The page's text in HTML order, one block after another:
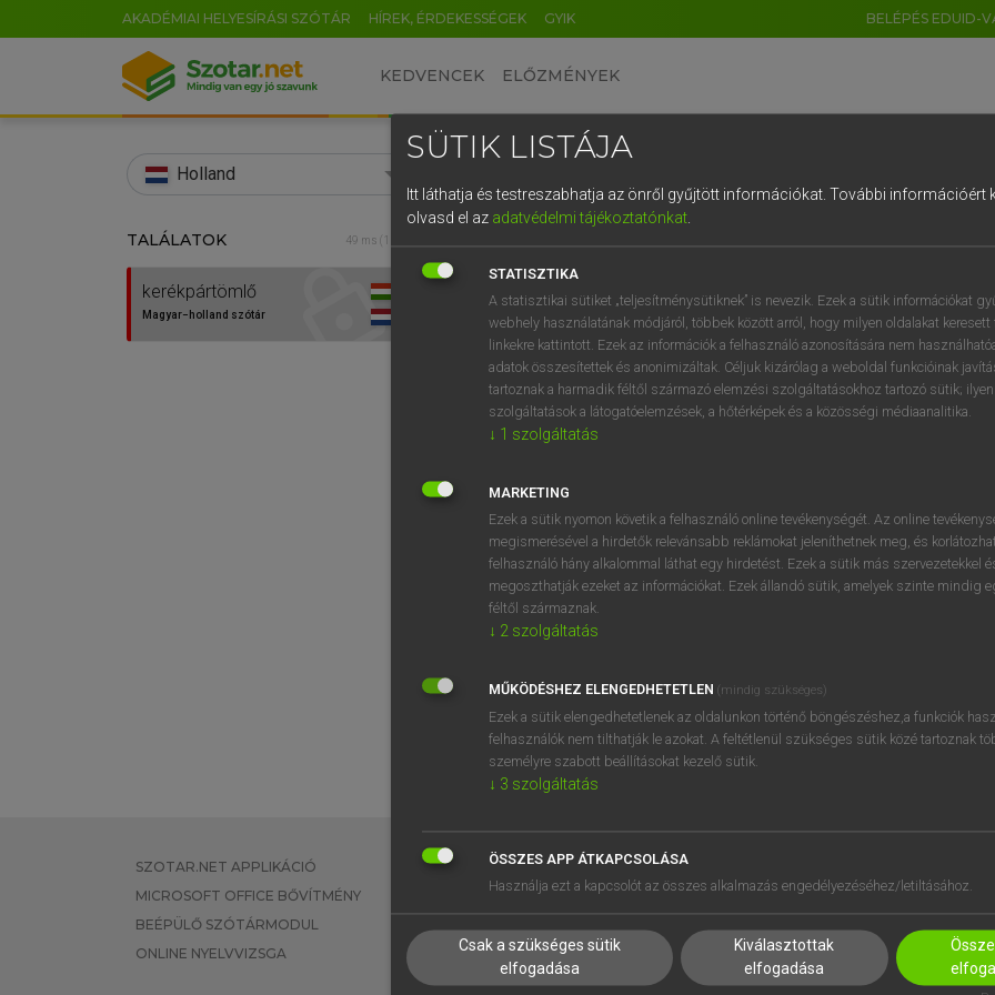
AKADÉMIAI HELYESÍRÁSI SZÓTÁR HÍREK, ÉRDEKESSÉGEK GYIK BELÉPÉS EDUID-
KEDVENCEK ELŐZMÉNYEK
Holland
TALÁLATOK 49 ms (1 db)
kerékpártömlő
Magyar−holland szótár
Magyar−holland szótár
VAN ELŐFIZETÉSED?
megtekintéséhez.
BELÉPÉS
próbaverziójának
regisztrálok ésbelépek.
REGISZTRÁCIÓ
SZOTAR.NET APPLIKÁCIÓ
MICROSOFT OFFICE BŐVÍTMÉNY
BEÉPÜLŐ SZÓTÁRMODUL
ONLINE NYELVVIZSGA
EGYÉNI FELHASZNÁLÓKNAK
TANULÓKNAK
VÁLLALATI MEGOLDÁSOK
SÚGÓ
RÓLUNK
SÜTI BEÁLLÍTÁSOK
SÜTIK LISTÁJA
Itt láthatja és testreszabhatja az önről gyűjtött információkat. További információért
olvasd el az adatvédelmi tájékoztatónkat.
STATISZTIKA
A statisztikai sütiket „teljesítménysütiknek” is nevezik. Ezek a sütik információkat
webhely használatának módjáról, többek között arról, hogy milyen oldalakat keresett
linkekre kattintott. Ezek az információk a felhasználó azonosítására nem
adatok összesítettek és anonimizáltak. Céljuk kizárólag a weboldal funkcióinak
tartoznak a harmadik féltől származó elemzési szolgáltatásokhoz tartozó sütik;
szolgáltatások a látogatóelemzések, a hőtérképek és a közösségi médiaanalitika.
↓ 1 szolgáltatás
MARKETING
Ezek a sütik nyomon követik a felhasználó online tevékenységét. Az online
megismerésével a hirdetők relevánsabb reklámokat jeleníthetnek meg, és
felhasználó hány alkalommal láthat egy hirdetést. Ezek a sütik más szervezetekkel
megoszthatják ezeket az információkat. Ezek állandó sütik, amelyek szinte mindig
féltől származnak.
↓ 2 szolgáltatás
MŰKÖDÉSHEZ ELENGEDHETETLEN (mindig szükséges)
Ezek a sütik elengedhetetlenek az oldalunkon történő böngészéshez,a funkciók
felhasználók nem tilthatják le azokat. A feltétlenül szükséges sütik közé tartoznak
személyre szabott beállításokat kezelő sütik.
↓ 3 szolgáltatás
ÖSSZES APP ÁTKAPCSOLÁSA
Használja ezt a kapcsolót az összes alkalmazás engedélyezéséhez/letiltásához.
Csak a szükséges sütik
elfogadása
Kiválasztottak
elfogadása
EN HU DE CN FR ES IT NL
0 1 2 3 4 5 6 7 8 9
q w e r t z u i
a s d f g h j k l é
í y x c v b n m , .